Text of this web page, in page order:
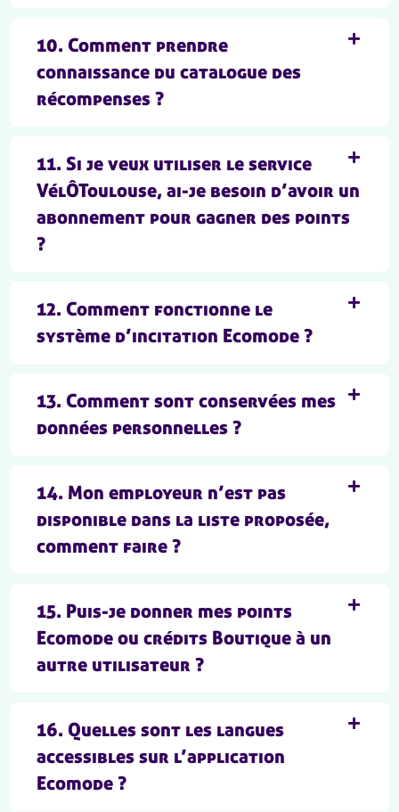
10. Comment prendre
connaissance du catalogue des
récompenses ?
11. Si je veux utiliser le service
VélÔToulouse, ai-je besoin d’avoir un
abonnement pour gagner des points
?
12. Comment fonctionne le
système d’incitation Ecomode ?
13. Comment sont conservées mes
données personnelles ?
14. Mon employeur n’est pas
disponible dans la liste proposée,
comment faire ?
15. Puis-je donner mes points
Ecomode ou crédits Boutique à un
autre utilisateur ?
16. Quelles sont les langues
accessibles sur l’application
Ecomode ?